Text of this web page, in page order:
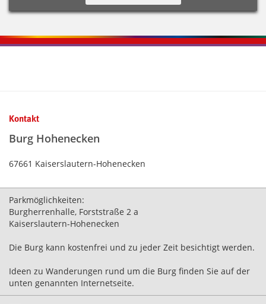
Kontakt
Burg Hohenecken
67661 Kaiserslautern-Hohenecken
Parkmöglichkeiten:
Burgherrenhalle, Forststraße 2 a
Kaiserslautern-Hohenecken
Die Burg kann kostenfrei und zu jeder Zeit besichtigt werden.
Ideen zu Wanderungen rund um die Burg finden Sie auf der
unten genannten Internetseite.